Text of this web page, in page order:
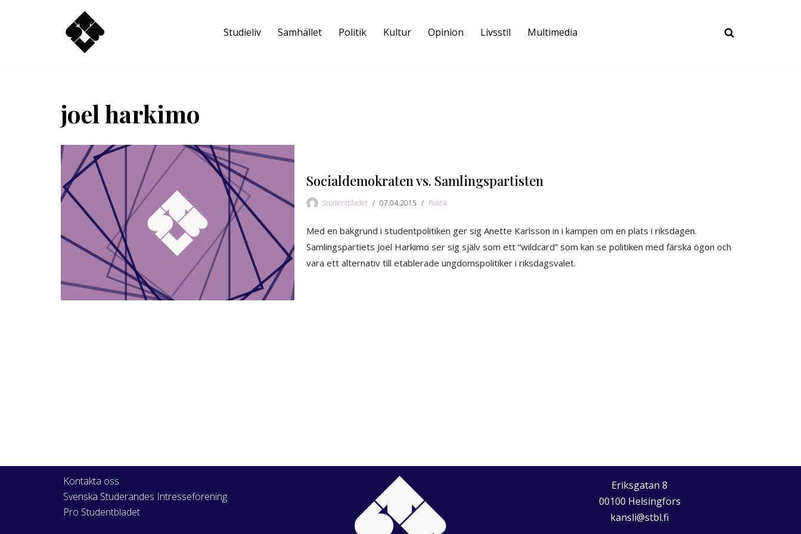
Studieliv Samhället Politik Kultur Opinion Livsstil Multimedia
joel harkimo
Socialdemokraten vs. Samlingspartisten
Studentbladet 07.04.2015 Politik
Med en bakgrund i studentpolitiken ger sig Anette Karlsson in i kampen om en plats i riksdagen.
Samlingspartiets Joel Harkimo ser sig själv som ett “wildcard” som kan se politiken med färska ögon och
vara ett alternativ till etablerade ungdomspolitiker i riksdagsvalet.
Kontakta oss
Svenska Studerandes Intresseförening
Pro Studentbladet
Eriksgatan 8
00100 Helsingfors
kansli@stbl.fi